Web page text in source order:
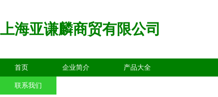
上海亚谦麟商贸有限公司
首页 企业简介 产品大全
联系我们